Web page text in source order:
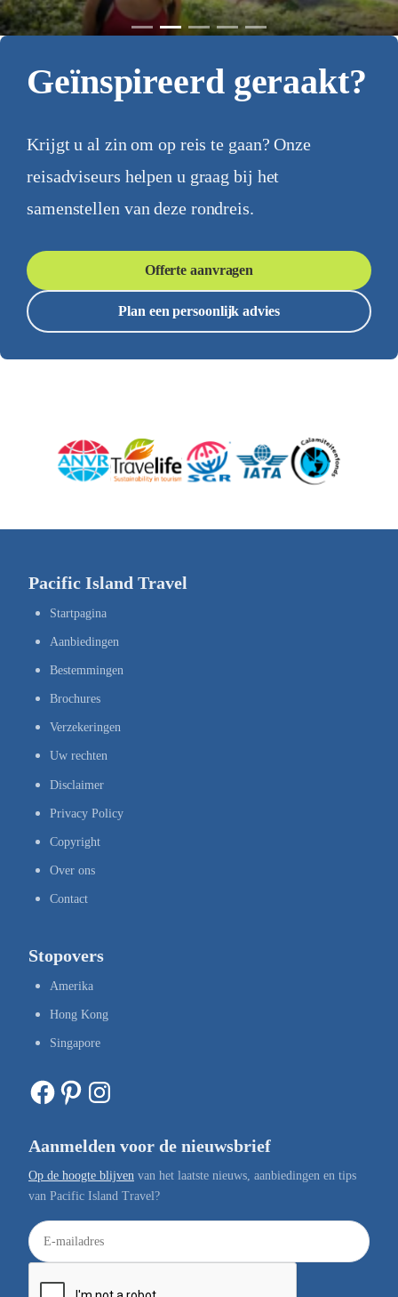
Geïnspireerd geraakt?
Krijgt u al zin om op reis te gaan? Onze
reisadviseurs helpen u graag bij het
samenstellen van deze rondreis.
Offerte aanvragen
Plan een persoonlijk advies
Pacific Island Travel
Startpagina
Aanbiedingen
Bestemmingen
Brochures
Verzekeringen
Uw rechten
Disclaimer
Privacy Policy
Copyright
Over ons
Contact
Stopovers
Amerika
Hong Kong
Singapore
Facebook Pinterest Instagram
Aanmelden voor de nieuwsbrief
Op de hoogte blijven van het laatste nieuws, aanbiedingen en tips
van Pacific Island Travel?
E
-